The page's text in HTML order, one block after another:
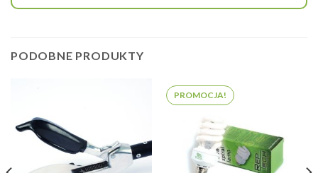
PODOBNE PRODUKTY
PROMOCJA!